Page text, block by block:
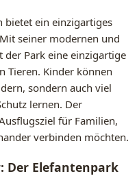
bietet ein einzigartiges
seiner modernen und
Park eine einzigartige
Tieren. Kinder können
sondern auch viel
lernen. Der
für Familien,
verbinden möchten.
Der Elefantenpark